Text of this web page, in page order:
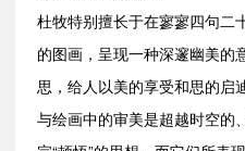
杜牧特别擅长于在寥寥四句二
的图画，呈现一种深邃幽美的
思，给人以美的享受和思的启
与绘画中的审美是超越时空的